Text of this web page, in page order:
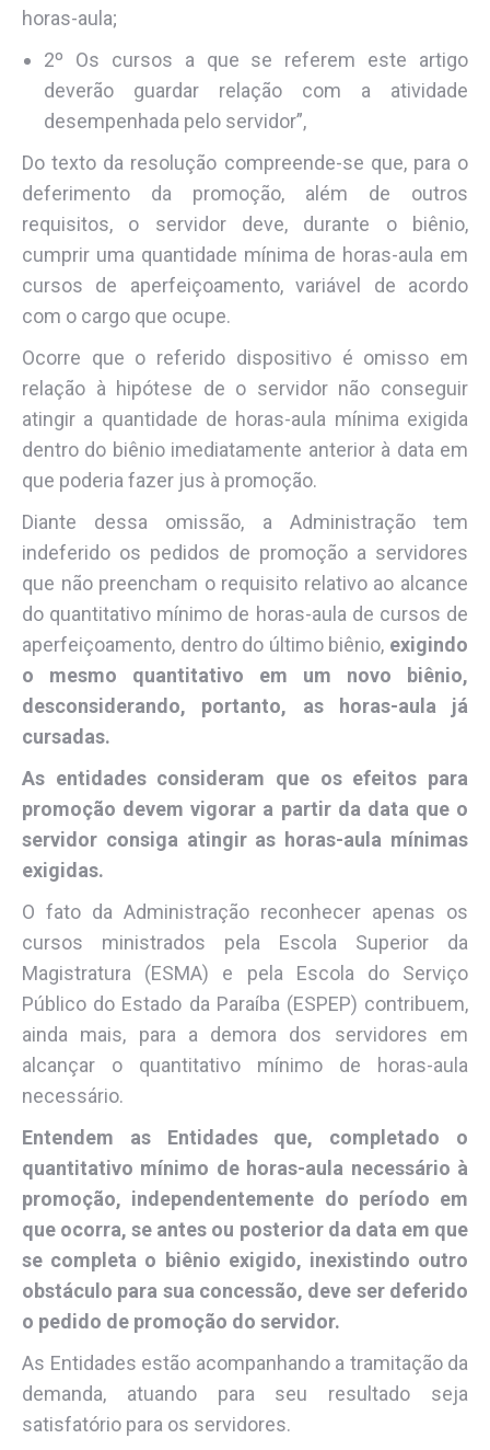
horas-aula;
2º Os cursos a que se referem este artigo
deverão guardar relação com a atividade
desempenhada pelo servidor”,
Do texto da resolução compreende-se que, para o
deferimento da promoção, além de outros
requisitos, o servidor deve, durante o biênio,
cumprir uma quantidade mínima de horas-aula em
cursos de aperfeiçoamento, variável de acordo
com o cargo que ocupe.
Ocorre que o referido dispositivo é omisso em
relação à hipótese de o servidor não conseguir
atingir a quantidade de horas-aula mínima exigida
dentro do biênio imediatamente anterior à data em
que poderia fazer jus à promoção.
Diante dessa omissão, a Administração tem
indeferido os pedidos de promoção a servidores
que não preencham o requisito relativo ao alcance
do quantitativo mínimo de horas-aula de cursos de
aperfeiçoamento, dentro do último biênio, exigindo
o mesmo quantitativo em um novo biênio,
desconsiderando, portanto, as horas-aula já
cursadas.
As entidades consideram que os efeitos para
promoção devem vigorar a partir da data que o
servidor consiga atingir as horas-aula mínimas
exigidas.
O fato da Administração reconhecer apenas os
cursos ministrados pela Escola Superior da
Magistratura (ESMA) e pela Escola do Serviço
Público do Estado da Paraíba (ESPEP) contribuem,
ainda mais, para a demora dos servidores em
alcançar o quantitativo mínimo de horas-aula
necessário.
Entendem as Entidades que, completado o
quantitativo mínimo de horas-aula necessário à
promoção, independentemente do período em
que ocorra, se antes ou posterior da data em que
se completa o biênio exigido, inexistindo outro
obstáculo para sua concessão, deve ser deferido
o pedido de promoção do servidor.
As Entidades estão acompanhando a tramitação da
demanda, atuando para seu resultado seja
satisfatório para os servidores.